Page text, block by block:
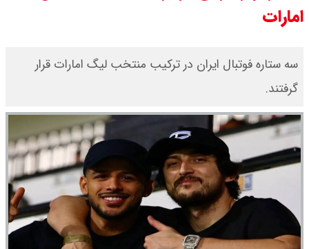
امیر جهانشاهی: پای نظامی آمریکایی
ویدیو
ونس در بن‌بست سیاسی قرار دارد
امارات
سه ستاره فوتبال ایران در ترکیب منتخب لیگ امارات قرار
گرفتند.